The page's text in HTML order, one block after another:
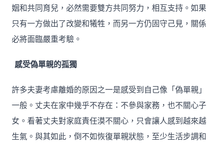
姻和共同育兒，必然需要雙方共同努力，相互支持。如果
只有一方做出了改變和犧牲，而另一方仍固守己見，關係
必將面臨嚴重考驗。
感受偽單親的孤獨
許多夫妻考慮離婚的原因之一是感受到自己像「偽單親」
一般。丈夫在家中幾乎不存在：不參與家務，也不關心子
女。看著丈夫對家庭責任漠不關心，只會讓人感到越來越
生氣。與其如此，倒不如恢復單親狀態，至少生活步調和